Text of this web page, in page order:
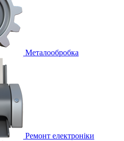
Металообробка
Ремонт електроніки